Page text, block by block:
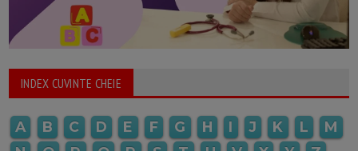
INDEX CUVINTE CHEIE
A B C D E F G H I J K L
M